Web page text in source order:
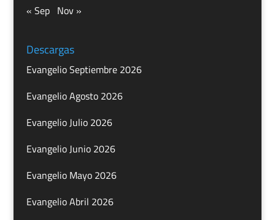
« Sep Nov »
Descargas
Evangelio Septiembre 2026
Evangelio Agosto 2026
Evangelio Julio 2026
Evangelio Junio 2026
Evangelio Mayo 2026
Evangelio Abril 2026